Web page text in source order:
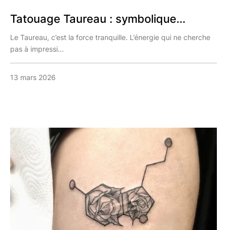
Tatouage Taureau : symbolique...
Le Taureau, c’est la force tranquille. L’énergie qui ne cherche
pas à impressi...
13 mars 2026